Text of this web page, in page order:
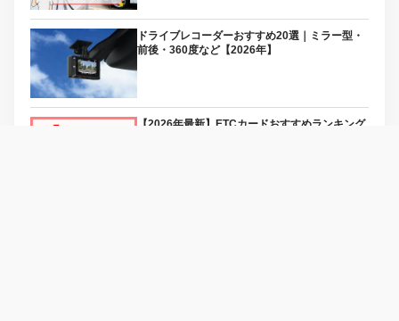
ドライブレコーダーおすすめ20選｜ミラー型・
前後・360度など【2026年】
【2026年最新】ETCカードおすすめランキング